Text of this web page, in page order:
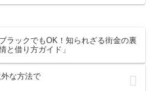
ブラックでもOK！知られざる街金の裏
と借り方ガイド」
外な方法で